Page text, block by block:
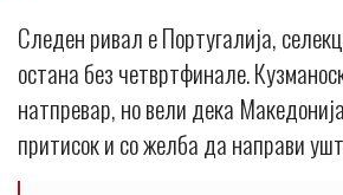
Следен ривал е Португалија,
остана без четвртфинале.
натпревар, но вели дека
притисок и со желба да направи